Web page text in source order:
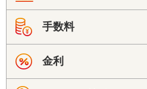
手数料
金利